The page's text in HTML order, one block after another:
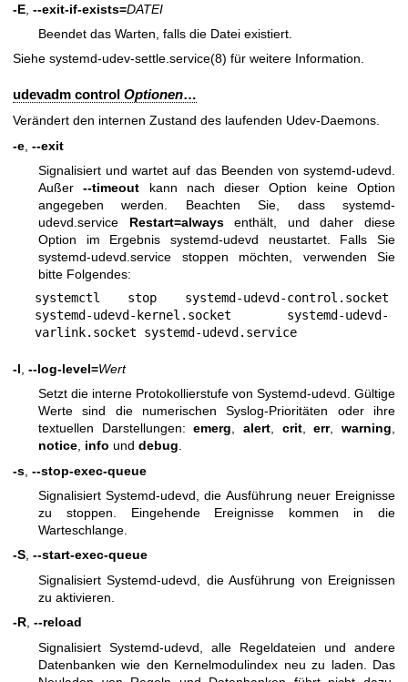
-E --exit-if-exists=DATEI
Beendet das Warten, falls die Datei existiert.
Siehe systemd-udev-settle.service(8) für weitere Information.
udevadm control Optionen…
Verändert den internen Zustand des laufenden Udev-Daemons.
-e --exit
Signalisiert und wartet auf das Beenden von systemd-udevd.
Außer--timeout kann nach dieser Option keine Option
angegeben werden. Beachten Sie, dass systemd-
udevd.service Restart=alwaysenthält, und daher diese
Option im Ergebnis systemd-udevd neustartet. Falls Sie
systemd-udevd.service stoppen möchten, verwenden Sie
bitte Folgendes:
systemctl stop systemd-udevd-control.socket
systemd-udevd-kernel.socket systemd-udevd-
varlink.socket systemd-udevd.service
-l --log-level=Wert
Setzt die interne Protokollierstufe von Systemd-udevd. Gültige
Werte sind die numerischen Syslog-Prioritäten oder ihre
textuellen Darstellungen:emerg,alert, crit,err,warning,
notice, info und debug.
-s --stop-exec-queue
Signalisiert Systemd-udevd, die Ausführung neuer Ereignisse
zu stoppen. Eingehende Ereignisse kommen in die
Warteschlange.
-S, --start-exec-queue
Signalisiert Systemd-udevd, die Ausführung von Ereignissen
zu aktivieren.
-R, --reload
Signalisiert Systemd-udevd, alle Regeldateien und andere
Datenbanken wie den Kernelmodulindex neu zu laden. Das